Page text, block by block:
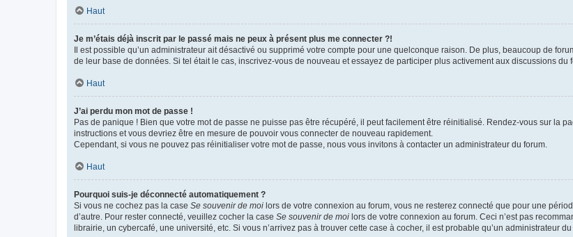
Haut
Je m’étais déjà inscrit par le passé mais ne peux à présent plus me connecter ?!
Il est possible qu’un administrateur ait désactivé ou supprimé votre compte pour une quelconque raison. De plus, beaucoup de
de leur base de données. Si tel était le cas, inscrivez-vous de nouveau et essayez de participer plus activement aux discussions du
Haut
J’ai perdu mon mot de passe !
Pas de panique ! Bien que votre mot de passe ne puisse pas être récupéré, il peut facilement être réinitialisé. Rendez-vous sur la
instructions et vous devriez être en mesure de pouvoir vous connecter de nouveau rapidement.
Cependant, si vous ne pouvez pas réinitialiser votre mot de passe, nous vous invitons à contacter un administrateur du forum.
Haut
Pourquoi suis-je déconnecté automatiquement ?
Si vous ne cochez pas la case Se souvenir de moi lors de votre connexion au forum, vous ne resterez connecté que pour une
d’autre. Pour rester connecté, veuillez cocher la case Se souvenir de moi lors de votre connexion au forum. Ceci n’est pas
librairie, un cybercafé, une université, etc. Si vous n’arrivez pas à trouver cette case à cocher, il est probable qu’un administrateur